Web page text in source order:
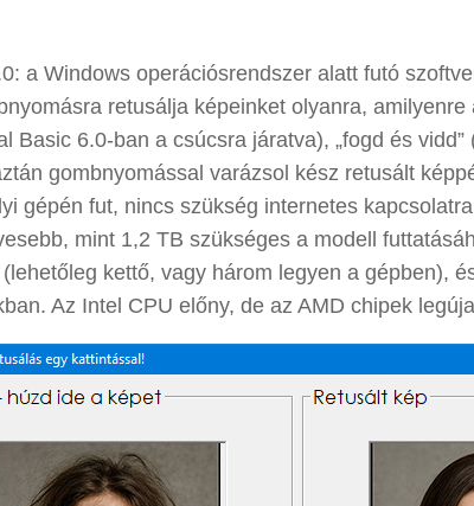
a Windows operációsrendszer alatt futó
retusálja képeinket olyanra,
Basic 6.0-ban a csúcsra járatva), „fogd és
gombnyomással varázsol kész retusált
gépén fut, nincs szükség internetes
mint 1,2 TB szükséges a modell
kettő, vagy három legyen a gépben),
Az Intel CPU előny, de az AMD chipek